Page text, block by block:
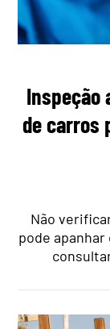
Inspeção
de carros
Não
pode